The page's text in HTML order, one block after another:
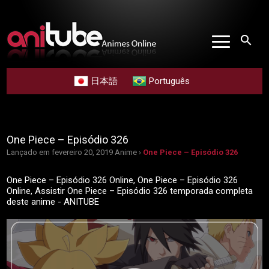
search
日本語 Português
One Piece – Episódio 326
Lançado em fevereiro 20, 2019 Anime › One Piece – Episódio 326
One Piece – Episódio 326 Online, One Piece – Episódio 326
Online, Assistir One Piece – Episódio 326 temporada completa
deste anime - ANITUBE